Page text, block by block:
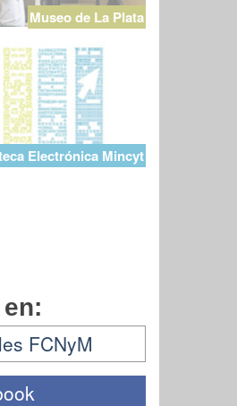
Museo de La Plata
Electrónica Mincyt
FCNyM